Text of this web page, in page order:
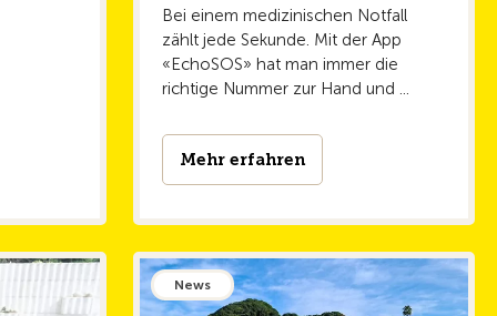
Bei einem medizinischen Notfall
zählt jede Sekunde. Mit der App
«EchoSOS» hat man immer die
richtige Nummer zur Hand und ...
Mehr erfahren
News